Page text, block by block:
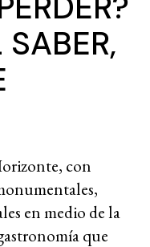
con
en medio de la
que